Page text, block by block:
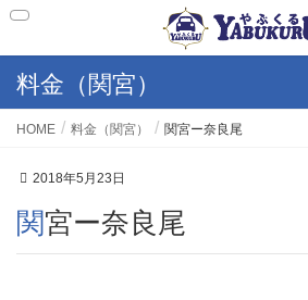
料金（関宮）
HOME 料金（関宮） 関宮ー奈良尾
2018年5月23日
関宮ー奈良尾